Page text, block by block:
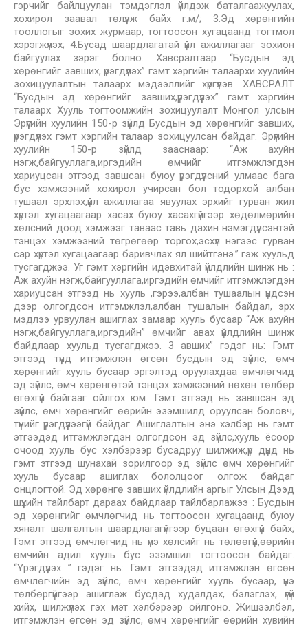
гэрчийг байлцуулан тэмдэглэл үйлдэж баталгаажуулах,
хохирол заавал төлүүлж байх г.м/; 3.Эд хөрөнгийн
тооллогыг зохих журмаар, тогтоосон хугацаанд тогтмол
хэрэгжүүлэх; 4.Бусад шаардлагатай үйл ажиллагааг зохион
байгуулах зэрэг болно. Хавсралтаар “Бусдын эд
хөрөнгийг завших, үрэгдүүлэх” гэмт хэргийн талаархи хуулийн
зохицуулалтын талаарх мэдээллийг хүргүүлэв. ХАВСРАЛТ
“Бусдын эд хөрөнгийг завших,үрэгдүүлэх” гэмт хэргийн
талаарх Хууль тогтоомжийн зохицуулалт Монгол улсын
Эрүүгийн хуулийн 150-р зүйлд Бусдын эд хөрөнгийг завших,
үрэгдүүлэх гэмт хэргийн талаар зохицуулсан байдаг. Эрүүгийн
хуулийн 150-р зүйлд зааснаар: “Аж ахуйн
нэгж,байгууллага,иргэдийн өмчийг итгэмжлэгдэн
хариуцсан этгээд завшсан буюу үрэгдүүлсний улмаас бага
бус хэмжээний хохирол учирсан бол тодорхой албан
тушаал эрхлэх,үйл ажиллагаа явуулах эрхийг гурван жил
хүртэл хугацаагаар хасах буюу хасахгүйгээр хөдөлмөрийн
хөлсний доод хэмжээг таваас тавь дахин нэмэгдүүлсэнтэй
тэнцэх хэмжээний төгрөгөөр торгох,эсхүл нэгээс гурван
сар хүртэл хугацаагаар баривчлах ял шийтгэнэ.” гэж хуульд
тусгагджээ. Уг гэмт хэргийн идэвхитэй үйлдлийн шинж нь :
Аж ахуйн нэгж,байгууллага,иргэдийн өмчийг итгэмжлэгдэн
хариуцсан этгээд нь хууль ,гэрээ,албан тушаалын үндсэн
дээр олгогдсон итгэмжлэл,албан тушалын байдал, эрх
мэдлээ урвуулан ашиглах замаар хууль бусаар “Аж ахуйн
нэгж,байгууллага,иргэдийн” өмчийг авах үйлдлийн шинж
байдлаар хуульд тусгагджээ. 3 авших” гэдэг нь: Гэмт
этгээд түүнд итгэмжлэн өгсөн бусдын эд зүйлс, өмч
хөрөнгийг хууль бусаар эргэлтэд оруулахдаа өмчлөгчид
эд зүйлс, өмч хөрөнгөтэй тэнцэх хэмжээний нөхөн төлбөр
өгөхгүй байгааг ойлгох юм. Гэмт этгээд нь завшсан эд
зүйлс, өмч хөрөнгийг өөрийн эзэмшилд оруулсан боловч,
түүнийг үрэгдүүлээгүй байдаг. Ашиглалтын энэ хэлбэр нь гэмт
этгээдэд итгэмжлэгдэн олгогдсон эд зүйлс,хууль ёсоор
очоод хууль бус хэлбэрээр бусадруу шилжиж,үр дүнд нь
гэмт этгээд шунахай зорилгоор эд зүйлс өмч хөрөнгийг
хууль бусаар ашиглах бололцоог олгож байдаг
онцлогтой. Эд хөрөнгө завших үйлдлийн аргыг Улсын Дээд
шүүхийн тайлбарт дараах байдлаар тайлбарлажээ : Бусдын
эд хөрөнгийг өмчлөгчид нь тогтоосон хугацаанд буюу
хяналт шалгалтын шаардлагагүйгээр буцаан өгөхгүй байх;
Гэмт этгээд өмчлөгчид нь үнэ хөлсийг нь төлөөгүй,өөрийн
өмчийн адил хууль бус эзэмшил тогтоосон байдаг.
“Үрэгдүүлэх ” гэдэг нь: Гэмт этгээдэд итгэмжлэн өгсөн
өмчлөгчийн эд зүйлс, өмч хөрөнгийг хууль бусаар, үнэ
төлбөргүйгээр ашиглаж бусдад худалдах, бэлэглэх, үгүй
хийх, шилжүүлэх гэх мэт хэлбэрээр ойлгоно. Жишээлбэл,
итгэмжлэн өгсөн эд зүйлс, өмч хөрөнгийг өөрийн хувийн